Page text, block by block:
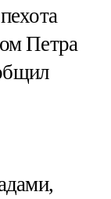
Петра